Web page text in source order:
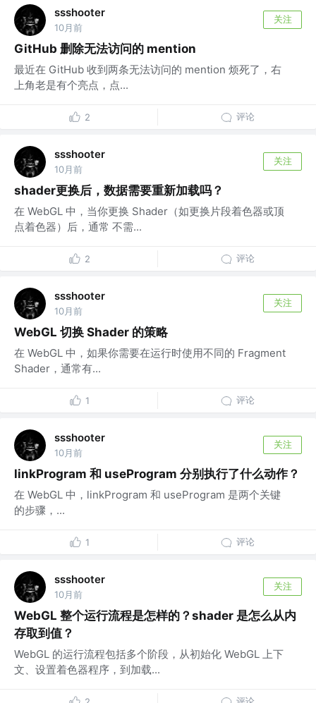
ssshooter
10月前
关注
GitHub 删除无法访问的 mention
最近在 GitHub 收到两条无法访问的 mention 烦死了，右
上角老是有个亮点，点...
2 评论
ssshooter
10月前
关注
shader更换后，数据需要重新加载吗？
在 WebGL 中，当你更换 Shader（如更换片段着色器或顶
点着色器）后，通常 不需...
2 评论
ssshooter
10月前
关注
WebGL 切换 Shader 的策略
在 WebGL 中，如果你需要在运行时使用不同的 Fragment
Shader，通常有...
1 评论
ssshooter
10月前
关注
linkProgram 和 useProgram 分别执行了什么动作？
在 WebGL 中，linkProgram 和 useProgram 是两个关键
的步骤，...
1 评论
ssshooter
10月前
关注
WebGL 整个运行流程是怎样的？shader 是怎么从内
存取到值？
WebGL 的运行流程包括多个阶段，从初始化 WebGL 上下
文、设置着色器程序，到加载...